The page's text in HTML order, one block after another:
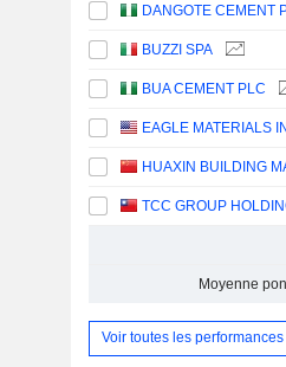
DANGOTE CEMENT
BUZZI SPA
BUA CEMENT PLC
EAGLE MATERIALS
Moyenne
Voir toutes les